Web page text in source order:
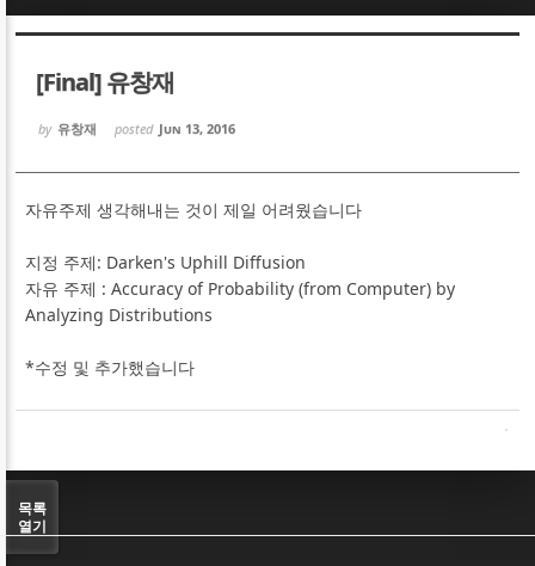
[Final] 유창재
by 유창재 posted Jun 13, 2016
자유주제 생각해내는 것이 제일 어려웠습니다
지정 주제: Darken's Uphill Diffusion
자유 주제 : Accuracy of Probability (from Computer) by
Analyzing Distributions
*수정 및 추가했습니다
목록
열기
Sketchbook5, 스케치북5
Sketchbook5, 스케치북5
Sketchbook5, 스케치북5
Sketchbook5, 스케치북5